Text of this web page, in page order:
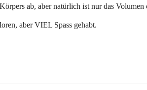
ab, aber natürlich ist nur das Volumen
aber VIEL Spass gehabt.